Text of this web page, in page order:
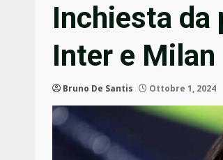
Inchiesta da
Inter e Milan
Bruno De Santis Ottobre 1, 2024